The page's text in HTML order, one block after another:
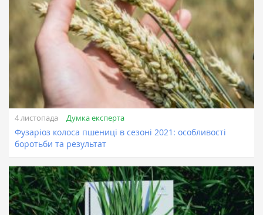
4 листопада Думка експерта
Фузаріоз колоса пшениці в сезоні 2021: особливості
боротьби та результат